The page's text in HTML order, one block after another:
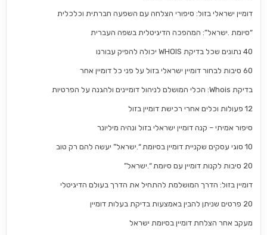
דומיין ישראלי בזול: סיפורי הצלחה עם השפעה חברתית וכלכלית
“סיומת .ישראל”: המהפכה הדיגיטלית בשפה העברית
40 נתונים שכל בדיקת WHOIS יכולה להפיק עבורנו
60 סיבות לבחור דומיין ישראלי בזול על פני כל דומיין אחר
בדיקת Whois: הכלי המושלם לניהול דומיינים ולהגנה על הפרטיות
12 פעולות וכלים אחרי רכישת דומיין בזול
סיפור אמיתי – קנה דומיין ישראלי בזול ונהיה מיליונר
10 סוגי עסקים שקניית דומיין בסיומת “.ישראל” יעשה להם רק טוב
20 סיבות לקנות דומיין עם סיומת “.ישראל”
דומיין בזול: הדרך המושלמת להתחיל את הדרך בעולם הדיגיטלי
20 פרטים שניתן להבין באמצעות בדיקת בעלות דומיין
מעקב אחר הצלחת דומיין בסיומת ישראל